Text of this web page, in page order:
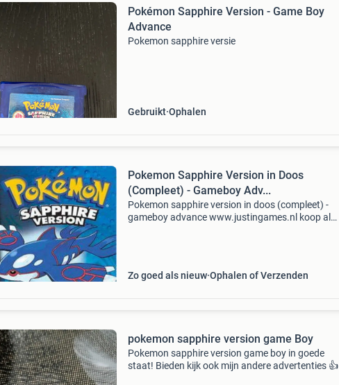
Pokémon Sapphire Version - Game Boy
Advance
Pokemon sapphire versie
Gebruikt Ophalen
Pokemon Sapphire Version in Doos
(Compleet) - Gameboy Adv...
Pokemon sapphire version in doos (compleet) -
gameboy advance www.justingames.nl koop al
Zo goed als nieuw Ophalen of Verzenden
pokemon sapphire version game Boy
Pokemon sapphire version game boy in goede
staat! Bieden kijk ook mijn andere advertenties 👍